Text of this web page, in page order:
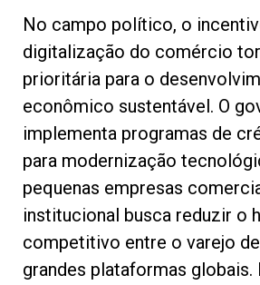
No campo político, o
digitalização do comércio
prioritária para o
econômico sustentável. O
implementa programas de
para modernização
pequenas empresas
institucional busca reduzir o
competitivo entre o varejo
grandes plataformas